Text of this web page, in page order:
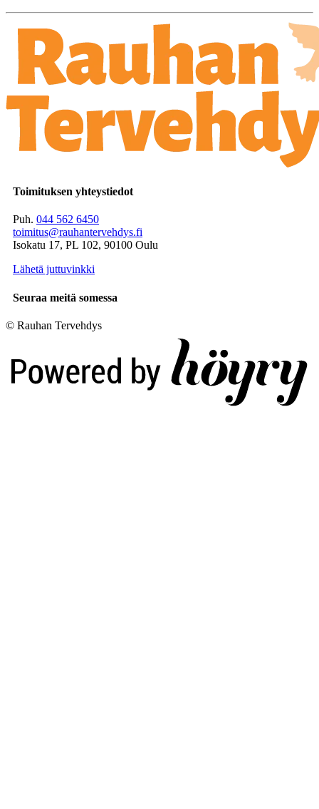
Toimituksen yhteystiedot
Puh. 044 562 6450
toimitus@rauhantervehdys.fi
Isokatu 17, PL 102, 90100 Oulu
Lähetä juttuvinkki
Seuraa meitä somessa
© Rauhan Tervehdys